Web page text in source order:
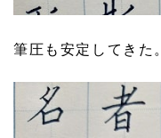
筆圧も安定してきた。